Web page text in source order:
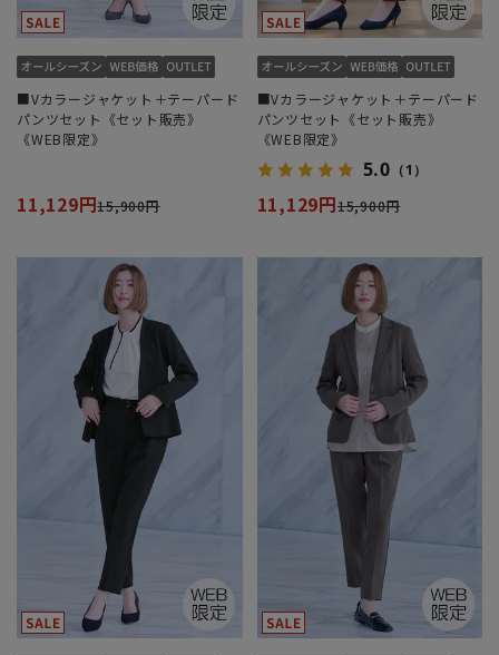
■Vカラージャケット＋テーパード
パンツセット《セット販売》
《WEB限定》
11,129円15,900円
■Vカラージャケット＋テーパード
パンツセット《セット販売》
《WEB限定》
5.0 （1）
11,129円15,900円